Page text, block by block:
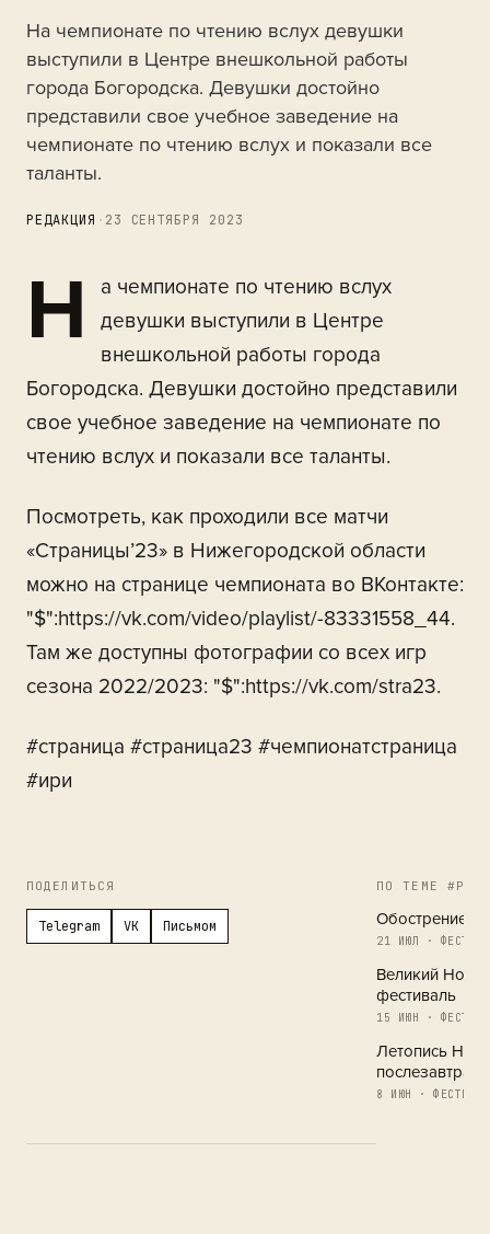
На чемпионате по чтению вслух девушки
выступили в Центре внешкольной работы
города Богородска. Девушки достойно
представили свое учебное заведение на
чемпионате по чтению вслух и показали все
таланты.
РЕДАКЦИЯ · 23 СЕНТЯБРЯ 2023
Н
а чемпионате по чтению вслух
девушки выступили в Центре
внешкольной работы города
Богородска. Девушки достойно представили
свое учебное заведение на чемпионате по
чтению вслух и показали все таланты.
Посмотреть, как проходили все матчи
«Страницы’23» в Нижегородской области
можно на странице чемпионата во ВКонтакте:
"$":https://vk.com/video/playlist/-83331558_44.
Там же доступны фотографии со всех игр
сезона 2022/2023: "$":https://vk.com/stra23.
#страница #страница23 #чемпионатстраница
#ири
ПОДЕЛИТЬСЯ
Telegram VK Письмом
ПО ТЕМЕ
Обострение в
21 ИЮЛ ·
Великий
фестиваль
15 ИЮН ·
Летопись
послезавтра
8 ИЮН ·